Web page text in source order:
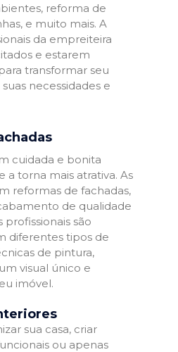
reforma de
e muito mais. A
da empreiteira
e estarem
transformar seu
necessidades e
cuidada e bonita
a torna mais atrativa. As
reformas de fachadas,
de qualidade
profissionais são
diferentes tipos de
de pintura,
visual único e
imóvel.
sua casa, criar
ou apenas